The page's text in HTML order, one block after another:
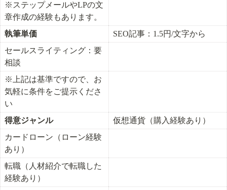
※ステップメールやLPの文
章作成の経験もあります。
執筆単価
SEO記事：1.5円/文字から
セールスライティング：要
相談
※上記は基準ですので、お
気軽に条件をご提示くださ
い
得意ジャンル
仮想通貨（購入経験あり）
カードローン（ローン経験
あり）
転職（人材紹介で転職した
経験あり）